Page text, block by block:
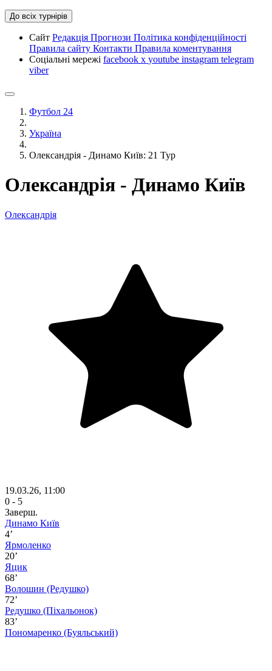
До всіх турнірів
Сайт Редакція Прогнози Політика конфіденційності
Правила сайту Контакти Правила коментування
Соціальні мережі facebook x youtube instagram telegram
viber
Футбол 24
Україна
Олександрія - Динамо Київ: 21 Тур
Олександрія - Динамо Київ
Олександрія
19.03.26, 11:00
0 - 5
Заверш.
Динамо Київ
4’
Ярмоленко
20’
Яцик
68’
Волошин (Редушко)
72’
Редушко (Піхальонок)
83’
Пономаренко (Буяльський)